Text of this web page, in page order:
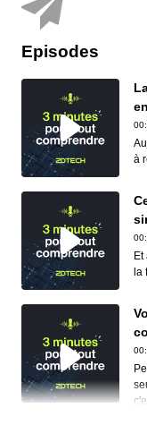
Episodes
à
la